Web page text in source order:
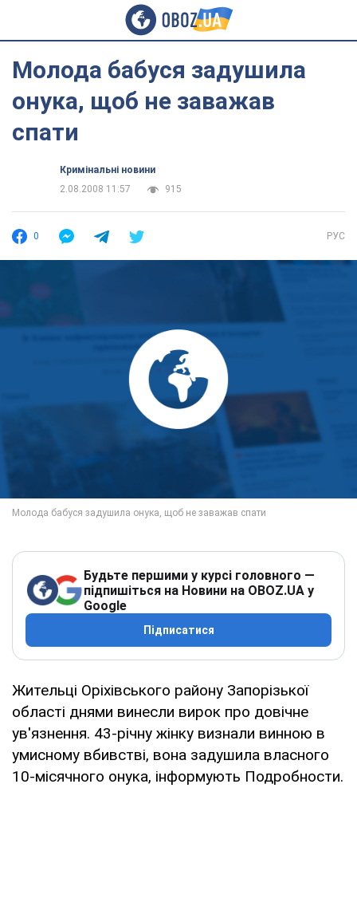
Молода бабуся задушила
онука, щоб не заважав
спати
Кримінальні новини
2.08.2008 11:57
915
0 РУС
Будьте першими у курсі головного —
підпишіться на Новини на OBOZ.UA у
Google
Підписатися
Жительці Оріхівського району Запорізької
області днями винесли вирок про довічне
ув'язнення. 43-річну жінку визнали винною в
умисному вбивстві, вона задушила власного
10-місячного онука, інформують Подробности.